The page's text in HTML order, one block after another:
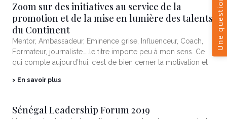
Zoom sur des initiatives au service de la
promotion et de la mise en lumière des talents
du Continent
Mentor, Ambassadeur, Eminence grise, Influenceur, Coach,
Formateur, journaliste…..le titre importe peu à mon sens. Ce
qui compte aujourd’hui, c’est de bien cerner la motivation et
> En savoir plus
Sénégal Leadership Forum 2019